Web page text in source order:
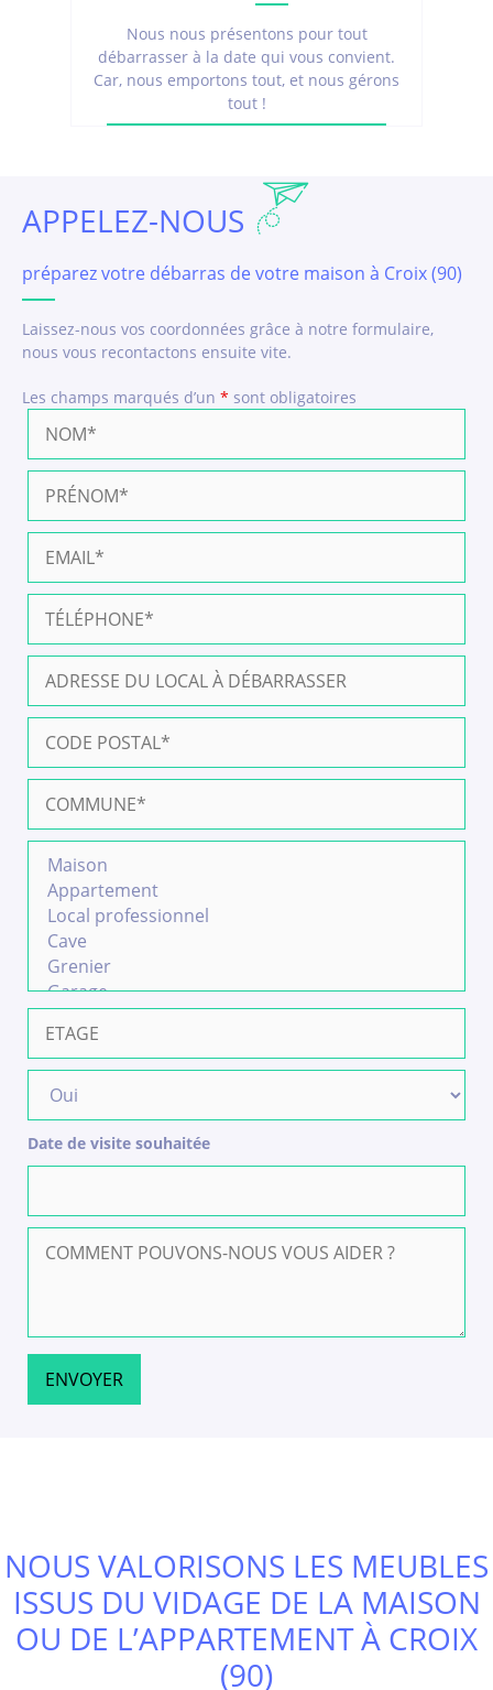
Nous nous présentons pour tout
débarrasser à la date qui vous convient.
Car, nous emportons tout, et nous gérons
tout !
APPELEZ-NOUS
préparez votre débarras de votre maison à Croix (90)
Laissez-nous vos coordonnées grâce à notre formulaire,
nous vous recontactons ensuite vite.
Les champs marqués d’un * sont obligatoires
Date de visite souhaitée
NOUS VALORISONS LES MEUBLES
ISSUS DU VIDAGE DE LA MAISON
OU DE L’APPARTEMENT À CROIX
(90)